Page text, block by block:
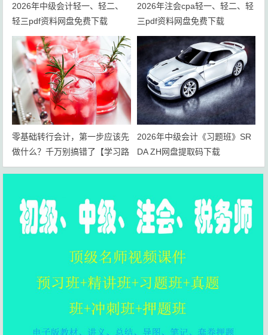
2026年中级会计轻一、轻二、
轻三pdf资料网盘免费下载
2026年注会cpa轻一、轻二、轻
三pdf资料网盘免费下载
零基础转行会计，第一步应该先
做什么？千万别搞错了【学习路
线+岗位规划】
2026年中级会计《习题班》SR
DA ZH网盘提取码下载